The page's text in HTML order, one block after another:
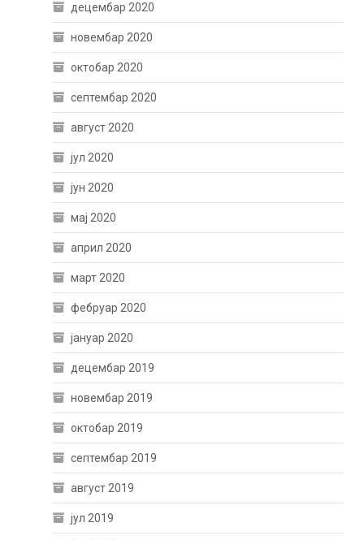
децембар 2020
новембар 2020
октобар 2020
септембар 2020
август 2020
јул 2020
јун 2020
мај 2020
април 2020
март 2020
фебруар 2020
јануар 2020
децембар 2019
новембар 2019
октобар 2019
септембар 2019
август 2019
јул 2019